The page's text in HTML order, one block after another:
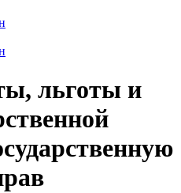
льготы и